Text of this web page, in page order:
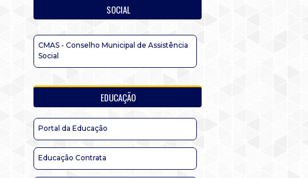
SOCIAL
CMAS - Conselho Municipal de Assistência
Social
EDUCAÇÃO
Portal da Educação
Educação Contrata